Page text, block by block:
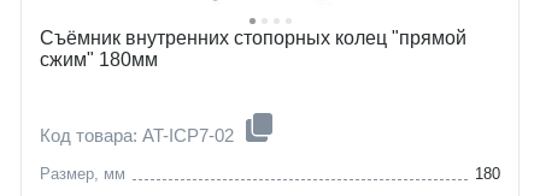
Съёмник внутренних стопорных колец "прямой
сжим" 180мм
Код товара: AT-ICP7-02
Размер, мм 180